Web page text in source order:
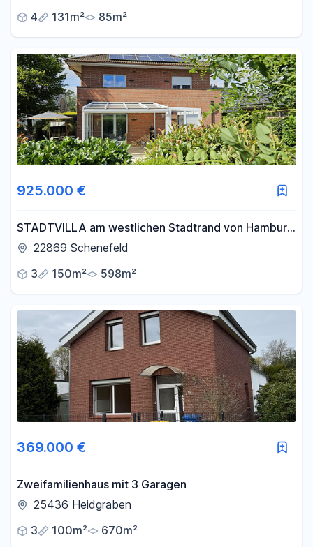
4
131m² 85m²
925.000 €
STADTVILLA am westlichen Stadtrand von Hamburg
direkt am Forst Klövensteen
22869 Schenefeld
3
150m² 598m²
369.000 €
Zweifamilienhaus mit 3 Garagen
25436 Heidgraben
3
100m² 670m²